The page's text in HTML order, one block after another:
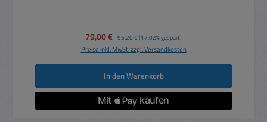
Verkaufspreis:
79,00 € Regulärer Preis:
95,20 € (17.02% gespart)
Preise inkl. MwSt. zzgl. Versandkosten
In den Warenkorb